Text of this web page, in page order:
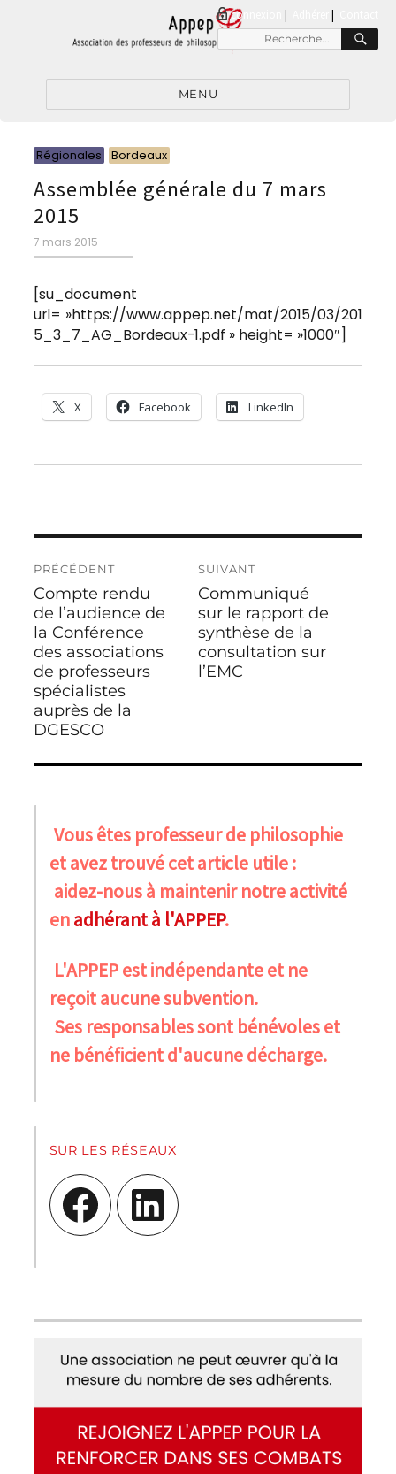
connexion |
Recherche
pour
MENU
Régionales Bordeaux
Assemblée générale du 7 mars
2015
Publié
le
7 mars 2015
[su_document
url= »https://www.appep.net/mat/2015/03/201
5_3_7_AG_Bordeaux-1.pdf » height= »1000″]
X Facebook LinkedIn
de
l’article
PRÉCÉDENT
Publication
précédente :
Compte rendu
de l’audience de
la Conférence
des associations
de professeurs
spécialistes
auprès de la
DGESCO
SUIVANT
Publication
suivante :
Communiqué
sur le rapport de
synthèse de la
consultation sur
l’EMC
Vous êtes professeur de philosophie
et avez trouvé cet article utile :
aidez-nous à maintenir notre activité
enadhérant à l'APPEP.
L'APPEP est indépendante et ne
reçoit aucune subvention.
Ses responsables sont bénévoles et
ne bénéficient d'aucune décharge.
SUR LES RÉSEAUX
Facebook LinkedIn